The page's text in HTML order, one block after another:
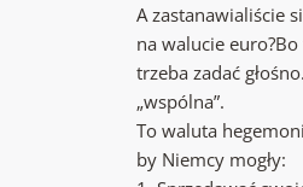
A zastanawialiście
na walucie
trzeba zadać
„wspólna”.
To waluta
by Niemcy mogły: